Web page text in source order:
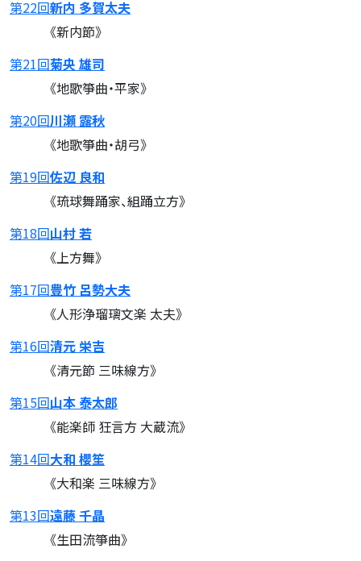
第22回新内 多賀太夫
《新内節》
第21回菊央 雄司
《地歌箏曲・平家》
第20回川瀬 露秋
《地歌箏曲・胡弓》
第19回佐辺 良和
《琉球舞踊家、組踊立方》
第18回山村 若
《上方舞》
第17回豊竹 呂勢大夫
《人形浄瑠璃文楽 太夫》
第16回清元 栄吉
《清元節 三味線方》
第15回山本 泰太郎
《能楽師 狂言方 大蔵流》
第14回大和 櫻笙
《大和楽 三味線方》
第13回遠藤 千晶
《生田流箏曲》